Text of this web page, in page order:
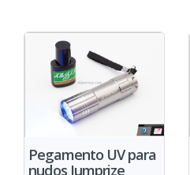
Pegamento UV para
nudos Jumprize